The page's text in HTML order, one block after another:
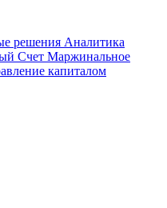
решения Аналитика
Счет Маржинальное
капиталом